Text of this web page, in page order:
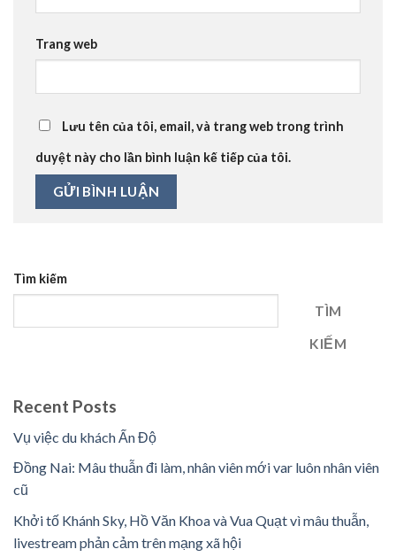
Trang web
Lưu tên của tôi, email, và trang web trong trình
duyệt này cho lần bình luận kế tiếp của tôi.
Tìm kiếm
TÌM
KIẾM
Recent Posts
Vụ việc du khách Ấn Độ
Đồng Nai: Mâu thuẫn đi làm, nhân viên mới var luôn nhân viên
cũ
Khởi tố Khánh Sky, Hồ Văn Khoa và Vua Quạt vì mâu thuẫn,
livestream phản cảm trên mạng xã hội